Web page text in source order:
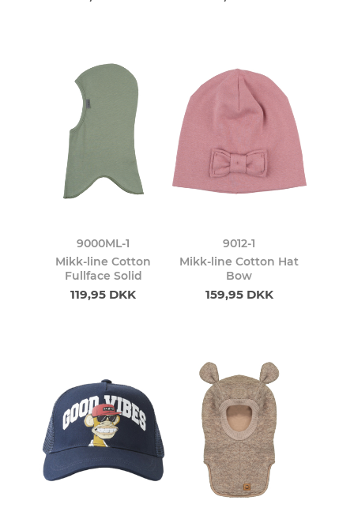
9000ML-1
Mikk-line Cotton
Fullface Solid
119,95 DKK
9012-1
Mikk-line Cotton Hat
Bow
159,95 DKK